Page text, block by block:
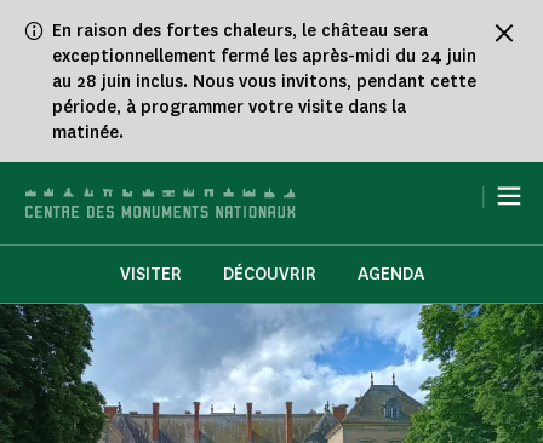
En raison des fortes chaleurs, le château sera
exceptionnellement fermé les après-midi du 24 juin
au 28 juin inclus. Nous vous invitons, pendant cette
période, à programmer votre visite dans la
matinée.
|
VISITER DÉCOUVRIR AGENDA